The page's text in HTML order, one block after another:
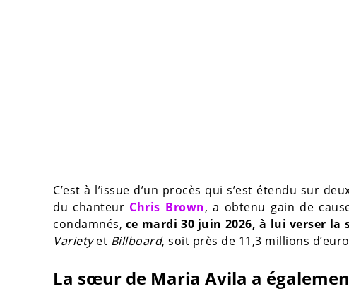
C’est à l’issue d’un procès qui s’est étendu sur
du chanteur Chris Brown, a obtenu gain de
condamnés, ce mardi 30 juin 2026, à lui verser la
Varietyet Billboard, soit près de 11,3 millions
La sœur de Maria Avila a